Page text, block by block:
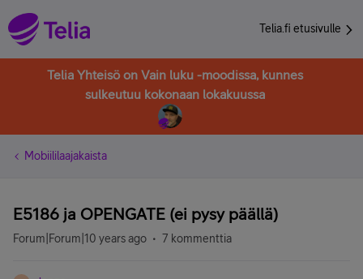
Telia.fi etusivulle
Telia Yhteisö on Vain luku -moodissa, kunnes
sulkeutuu kokonaan lokakuussa
Mobiililaajakaista
E5186 ja OPENGATE (ei pysy päällä)
Forum|Forum|10 years ago 7 kommenttia